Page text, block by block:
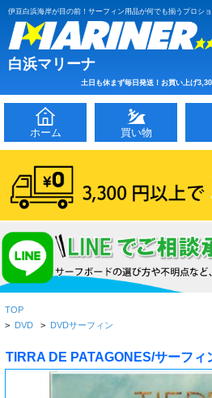
伊豆白浜海岸が目の前！サーフィン用品が何でも揃うプロシ
白浜マリーナ
土日も休まず毎日発送！お買い上げ
ホーム 買い物
TOP
> DVD > DVDサーフィン
TIRRA DE PATAGONES/サーフィ